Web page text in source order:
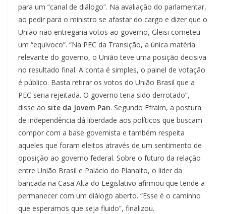
para um “canal de diálogo”. Na avaliação do parlamentar,
ao pedir para o ministro se afastar do cargo e dizer que o
União não entregaria votos ao governo, Gleisi cometeu
um “equívoco”. “Na PEC da Transição, a única matéria
relevante do governo, o União teve uma posição decisiva
no resultado final. A conta é simples, o painel de votação
é público. Basta retirar os votos do União Brasil que a
PEC seria rejeitada. O governo teria sido derrotado”,
disse ao site da Jovem Pan. Segundo Efraim, a postura
de independência dá liberdade aos políticos que buscam
compor com a base governista e também respeita
aqueles que foram eleitos através de um sentimento de
oposição ao governo federal. Sobre o futuro da relação
entre União Brasil e Palácio do Planalto, o líder da
bancada na Casa Alta do Legislativo afirmou que tende a
permanecer com um diálogo aberto. “Esse é o caminho
que esperamos que seja fluido”, finalizou.